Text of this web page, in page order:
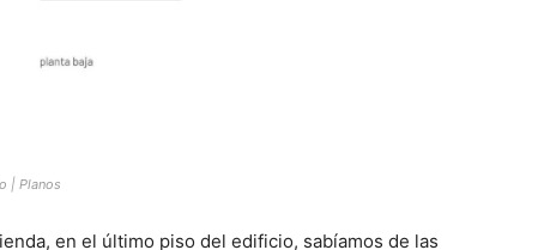
| Planos
en el último piso del edificio, sabíamos de las